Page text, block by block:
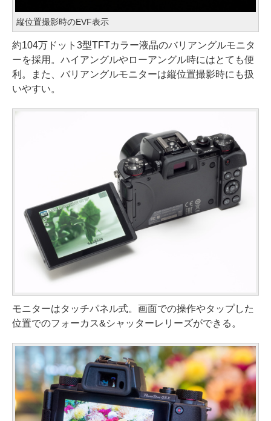
縦位置撮影時のEVF表示
約104万ドット3型TFTカラー液晶のバリアングルモニタ
ーを採用。ハイアングルやローアングル時にはとても便
利。また、バリアングルモニターは縦位置撮影時にも扱
いやすい。
モニターはタッチパネル式。画面での操作やタップした
位置でのフォーカス&シャッターレリーズができる。